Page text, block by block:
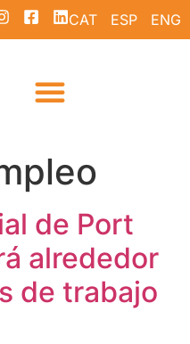
CAT ESP ENG
de Port
alrededor
de trabajo